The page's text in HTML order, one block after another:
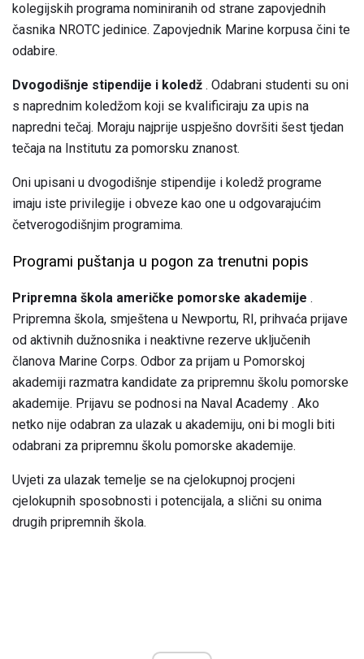
kolegijskih programa nominiranih od strane zapovjednih
časnika NROTC jedinice. Zapovjednik Marine korpusa čini te
odabire.
Dvogodišnje stipendije i koledž . Odabrani studenti su oni
s naprednim koledžom koji se kvalificiraju za upis na
napredni tečaj. Moraju najprije uspješno dovršiti šest tjedan
tečaja na Institutu za pomorsku znanost.
Oni upisani u dvogodišnje stipendije i koledž programe
imaju iste privilegije i obveze kao one u odgovarajućim
četverogodišnjim programima.
Programi puštanja u pogon za trenutni popis
Pripremna škola američke pomorske akademije .
Pripremna škola, smještena u Newportu, RI, prihvaća prijave
od aktivnih dužnosnika i neaktivne rezerve uključenih
članova Marine Corps. Odbor za prijam u Pomorskoj
akademiji razmatra kandidate za pripremnu školu pomorske
akademije. Prijavu se podnosi na Naval Academy . Ako
netko nije odabran za ulazak u akademiju, oni bi mogli biti
odabrani za pripremnu školu pomorske akademije.
Uvjeti za ulazak temelje se na cjelokupnoj procjeni
cjelokupnih sposobnosti i potencijala, a slični su onima
drugih pripremnih škola.